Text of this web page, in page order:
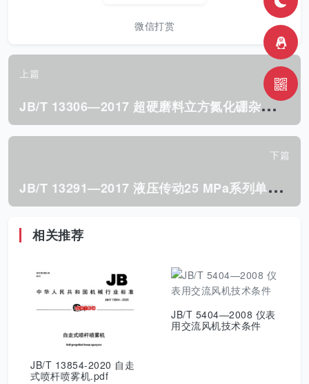
微信打赏
上篇
J
B/T 13306—2017 超硬磨料立方氮化硼杂质含量检测方法
下篇
J
B/T 13291—2017 液压传动25 MPa系列单杆缸的安装尺寸
相关推荐
JB/T 13854-2020 自走
式喷杆喷雾机.pdf
JB/T 5404—2008 仪表
用交流风机技术条件